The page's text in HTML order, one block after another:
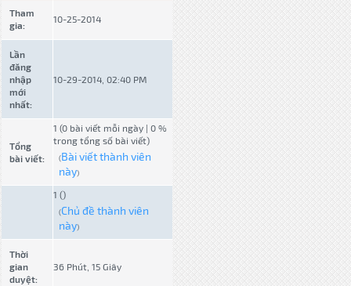
Tham
gia:
10-25-2014
Lần
đăng
nhập
mới
nhất:
10-29-2014, 02:40 PM
Tổng
bài viết:
1 (0 bài viết mỗi ngày | 0 %
trong tổng số bài viết)
(Bài viết thành viên
này)
1 ()
(Chủ đề thành viên
này)
Thời
gian
duyệt:
36 Phút, 15 Giây